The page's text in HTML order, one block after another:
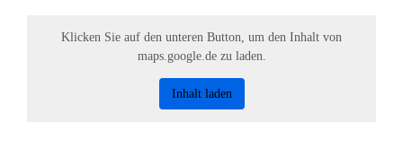
Klicken Sie auf den unteren Button, um den Inhalt von
maps.google.de zu laden.
Inhalt laden